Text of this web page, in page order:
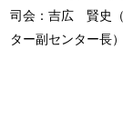
司会：吉広 賢史
ター副センター長）